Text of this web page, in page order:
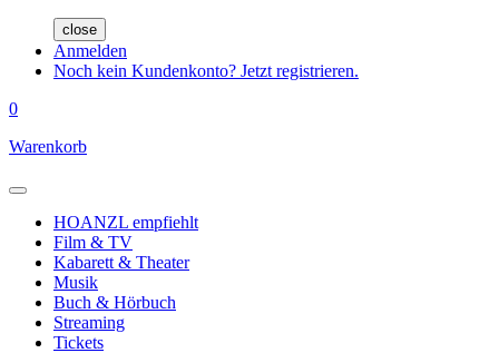
close
Anmelden
Noch kein Kundenkonto? Jetzt registrieren.
0
Warenkorb
HOANZL empfiehlt
Film & TV
Kabarett & Theater
Musik
Buch & Hörbuch
Streaming
Tickets